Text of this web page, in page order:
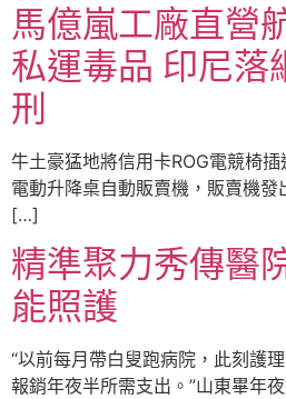
馬億嵐工廠直營
私運毒品 印尼落
刑
牛土豪猛地將信用卡ROG電競椅
電動升降桌自動販賣機，販賣機
[…]
精準聚力秀傳醫
能照護
“以前每月帶白叟跑病院，此刻護
報銷年夜半所需支出。”山東畢年